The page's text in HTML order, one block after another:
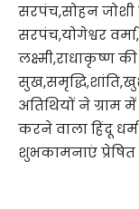
सरपंच,सोहन जोशी
सरपंच,योगेश्वर
लक्ष्मी,राधाकृष्ण
अतिथियों ने ग्राम
करने वाला हिंदू
शुभकामनाएं प्रेषित